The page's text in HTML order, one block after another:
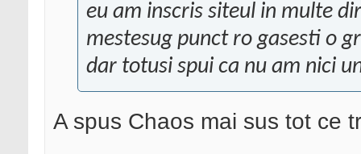
eu am inscris siteul in multe
mestesug punct ro gasesti o
dar totusi spui ca nu am nici
A spus Chaos mai sus tot ce